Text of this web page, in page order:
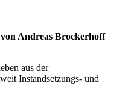
Andreas Brockerhoff
aus der
Instandsetzungs- und